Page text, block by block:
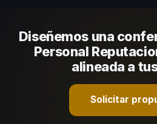
organizacional. En CHM
selección estratégica basada en
Diseñemos una
Personal
alineada a
Solicitar